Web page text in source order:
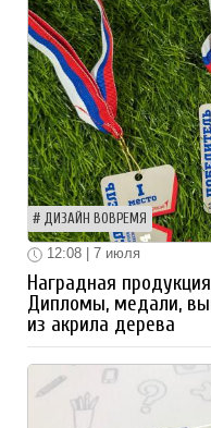
ДИЗАЙН ВОВРЕМЯ
12:08 | 7 июля
Наградная
Дипломы, медали,
из акрила дерева